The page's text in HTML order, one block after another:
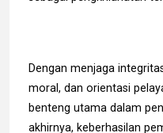
Dengan menjaga
moral, dan orientasi
benteng utama dalam
akhirnya, keberhasilan